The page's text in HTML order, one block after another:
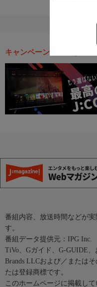
キャンペーン・お得な情報
番組内容、放送時間などが
す。
番組データ提供元：IPG Inc.
TiVo、Gガイド、G-GUIDE
Brands LLCおよび／または
たは登録商標です。
このホームページに掲載し